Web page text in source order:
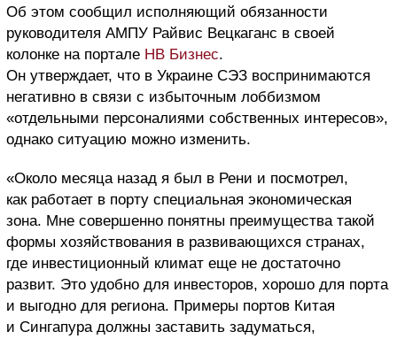
Об этом сообщил исполняющий обязанности
руководителя АМПУ Райвис Вецкаганс в своей
колонке на портале НВ Бизнес.
Он утверждает, что в Украине СЭЗ воспринимаются
негативно в связи с избыточным лоббизмом
«отдельными персоналиями собственных интересов»,
однако ситуацию можно изменить.
«Около месяца назад я был в Рени и посмотрел,
как работает в порту специальная экономическая
зона. Мне совершенно понятны преимущества такой
формы хозяйствования в развивающихся странах,
где инвестиционный климат еще не достаточно
развит. Это удобно для инвесторов, хорошо для порта
и выгодно для региона. Примеры портов Китая
и Сингапура должны заставить задуматься,